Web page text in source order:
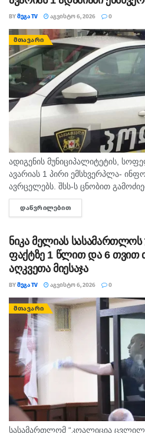
BYᲛᲔᲒᲐ TV ᲐᲒᲕᲘᲡᲢᲝ 6, 2026 0
ᲛᲗᲐᲕᲐᲠᲘ
ადიგენის მუნიციპალიტეტის,
ავარიას 1 პირი ემსხვერპლა-
ავრცელებს. შსს-ს ცნობით
დაწყებული, რაც ტრანსპორტის
ექსპლუატაციის წესის დარღვევას
ᲓᲐᲬᲕᲠᲘᲚᲔᲑᲘᲗ
ნიკა მელიას სასამართლოს
ფაქტზე 1 წლით და 6 თვით
აღკვეთა მიესაჯა
BYᲛᲔᲒᲐ TV ᲐᲒᲕᲘᲡᲢᲝ 6, 2026 0
ᲛᲗᲐᲕᲐᲠᲘ
სასამართლომ “კოალიცია